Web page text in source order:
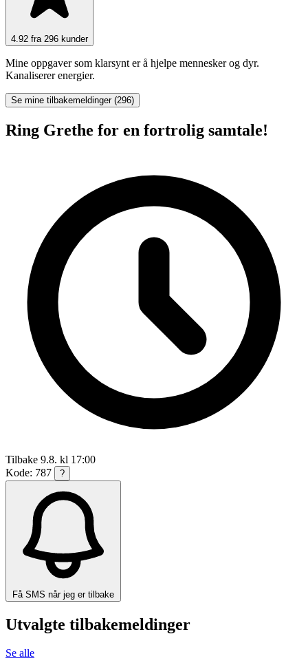
4.92 fra 296 kunder
Mine oppgaver som klarsynt er å hjelpe mennesker og dyr.
Kanaliserer energier.
Se mine tilbakemeldinger (296)
Ring Grethe for en fortrolig samtale!
Tilbake 9.8. kl 17:00
Kode: 787
?
Få SMS når jeg er tilbake
Utvalgte tilbakemeldinger
Se alle